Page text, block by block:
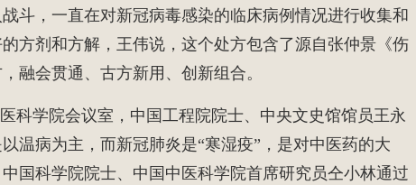
斗，一直在对新冠病毒感染的临床病例情况进行收集和
方剂和方解，王伟说，这个处方包含了源自张仲景《伤
融会贯通、古方新用、创新组合。
科学院会议室，中国工程院院士、中央文史馆馆员王永
温病为主，而新冠肺炎是“寒湿疫”，是对中医药的大
国科学院院士、中国中医科学院首席研究员仝小林通过